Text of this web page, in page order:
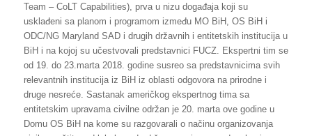
Team – CoLT Capabilities), prva u nizu događaja koji su
usklađeni sa planom i programom između MO BiH, OS BiH i
ODC/NG Maryland SAD i drugih državnih i entitetskih institucija u
BiH i na kojoj su učestvovali predstavnici FUCZ. Ekspertni tim se
od 19. do 23.marta 2018. godine susreo sa predstavnicima svih
relevantnih institucija iz BiH iz oblasti odgovora na prirodne i
druge nesreće. Sastanak američkog ekspertnog tima sa
entitetskim upravama civilne održan je 20. marta ove godine u
Domu OS BiH na kome su razgovarali o načinu organizovanja